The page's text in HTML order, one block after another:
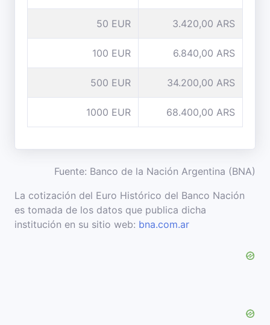
50 EUR 3.420,00 ARS
100 EUR 6.840,00 ARS
500 EUR 34.200,00 ARS
1000 EUR 68.400,00 ARS
Fuente: Banco de la Nación Argentina (BNA)
La cotización del Euro Histórico del Banco Nación
es tomada de los datos que publica dicha
institución en su sitio web: bna.com.ar